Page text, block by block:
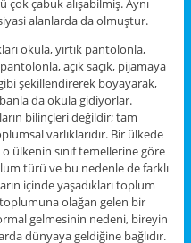
çok çabuk alışabilmiş. Aynı
alanlarda da olmuştur.
okula, yırtık pantolonla,
açık saçık, pijamaya
şekillendirerek boyayarak,
da okula gidiyorlar.
bilinçleri değildir; tam
varlıklarıdır. Bir ülkede
ülkenin sınıf temellerine göre
türü ve bu nedenle de farklı
içinde yaşadıkları toplum
olağan gelen bir
gelmesinin nedeni, bireyin
dünyaya geldiğine bağlıdır.